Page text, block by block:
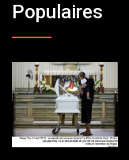
Populaires